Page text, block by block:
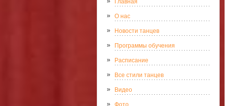
Главная
О нас
Новости танцев
Программы обучения
Расписание
Все стили танцев
Видео
Фото